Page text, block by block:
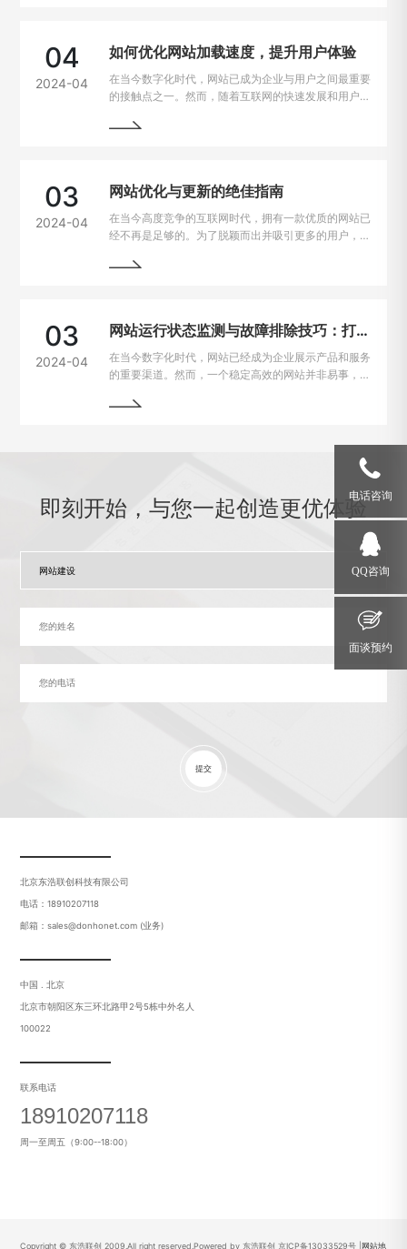
04
2024-04
如何优化网站加载速度，提升用户体验
在当今数字化时代，网站已成为企业与用户之间最重要
的接触点之一。然而，随着互联网的快速发展和用户需
重要因素。一般来说，如果一个网站的加载速度过慢，
验，成为了每个网站主的重要课题。
03
2024-04
网站优化与更新的绝佳指南
在当今高度竞争的互联网时代，拥有一款优质的网站已
经不再是足够的。为了脱颖而出并吸引更多的用户，持
如何进行网站的持续优化与更新，以帮助您实现网站的
03
2024-04
网站运行状态监测与故障排除技巧：打造稳定高效的在线平台
在当今数字化时代，网站已经成为企业展示产品和服务
的重要渠道。然而，一个稳定高效的网站并非易事，因
绍一些运行状态监测与故障排除的技巧，帮助网站管理
即刻开始，与您一起创造更优体验
提交
北京东浩联创科技有限公司
电话：18910207118
邮箱：sales@donhonet.com (业务)
中国 . 北京
北京市朝阳区东三环北路甲2号5栋中外名人
100022
联系电话
18910207118
周一至周五（9:00--18:00）
Copyright © 东浩联创 2009.All right reserved.Powered by 东浩联创京ICP备13033529号 |网站地
电话咨询
QQ咨询
面谈预约